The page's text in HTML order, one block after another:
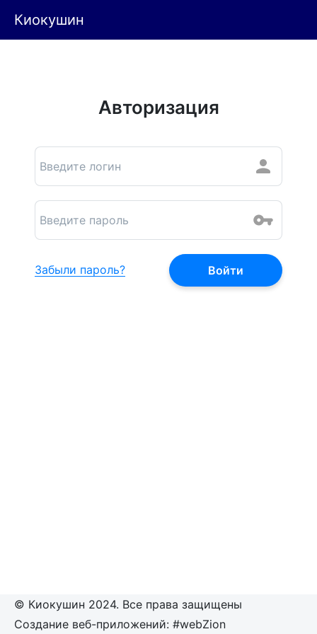
Киокушин
Авторизация
Забыли пароль?
© Киокушин 2024. Все права защищены
Создание веб-приложений: #webZion